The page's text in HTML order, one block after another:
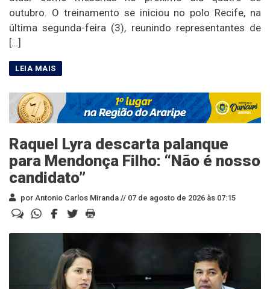
outubro. O treinamento se iniciou no polo Recife, na
última segunda-feira (3), reunindo representantes de
[…]
Raquel Lyra descarta palanque
para Mendonça Filho: “Não é nosso
candidato”
por Antonio Carlos Miranda // 07 de agosto de 2026 às 07:15